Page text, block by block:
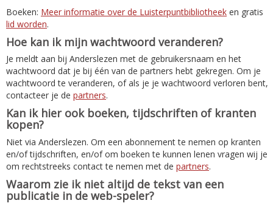
Boeken: Meer informatie over de Luisterpuntbibliotheek en gratis
lid worden.
Hoe kan ik mijn wachtwoord veranderen?
Je meldt aan bij Anderslezen met de gebruikersnaam en het
wachtwoord dat je bij één van de partners hebt gekregen. Om je
wachtwoord te veranderen, of als je je wachtwoord verloren bent,
contacteer je de partners.
Kan ik hier ook boeken, tijdschriften of kranten
kopen?
Niet via Anderslezen. Om een abonnement te nemen op kranten
en/of tijdschriften, en/of om boeken te kunnen lenen vragen wij je
om rechtstreeks contact te nemen met de partners.
Waarom zie ik niet altijd de tekst van een
publicatie in de web-speler?